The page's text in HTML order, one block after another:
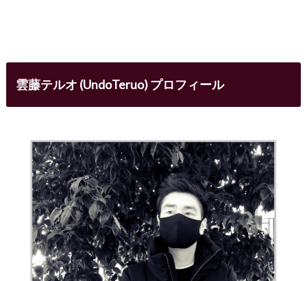
雲藤テルオ (UndoTeruo) プロフィール